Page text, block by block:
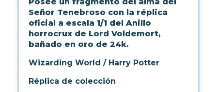
Señor Tenebroso con la réplica
oficial a escala 1/1 del Anillo
horrocrux de Lord Voldemort,
bañado en oro de 24k.
Wizarding World / Harry Potter
Réplica de colección